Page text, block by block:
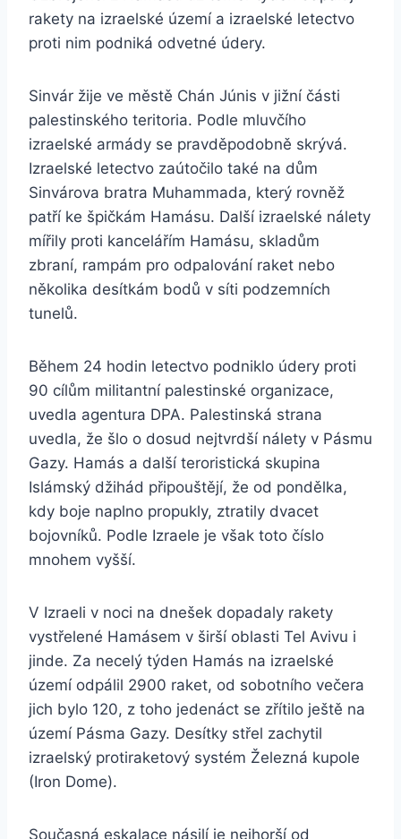
rakety na izraelské území a izraelské letectvo
proti nim podniká odvetné údery.
Sinvár žije ve městě Chán Júnis v jižní části
palestinského teritoria. Podle mluvčího
izraelské armády se pravděpodobně skrývá.
Izraelské letectvo zaútočilo také na dům
Sinvárova bratra Muhammada, který rovněž
patří ke špičkám Hamásu. Další izraelské nálety
mířily proti kancelářím Hamásu, skladům
zbraní, rampám pro odpalování raket nebo
několika desítkám bodů v síti podzemních
tunelů.
Během 24 hodin letectvo podniklo údery proti
90 cílům militantní palestinské organizace,
uvedla agentura DPA. Palestinská strana
uvedla, že šlo o dosud nejtvrdší nálety v Pásmu
Gazy. Hamás a další teroristická skupina
Islámský džihád připouštějí, že od pondělka,
kdy boje naplno propukly, ztratily dvacet
bojovníků. Podle Izraele je však toto číslo
mnohem vyšší.
V Izraeli v noci na dnešek dopadaly rakety
vystřelené Hamásem v širší oblasti Tel Avivu i
jinde. Za necelý týden Hamás na izraelské
území odpálil 2900 raket, od sobotního večera
jich bylo 120, z toho jedenáct se zřítilo ještě na
území Pásma Gazy. Desítky střel zachytil
izraelský protiraketový systém Železná kupole
(Iron Dome).
Současná eskalace násilí je nejhorší od